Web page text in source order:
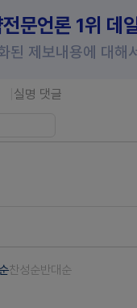
문언론 1위 데
된 제보내용에 대해
실명 댓글
찬성순반대순